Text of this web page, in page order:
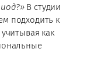
В студии
подходить к
как